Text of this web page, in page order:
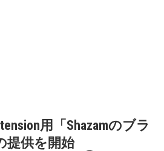
用「Shazamのブラ
提供を開始